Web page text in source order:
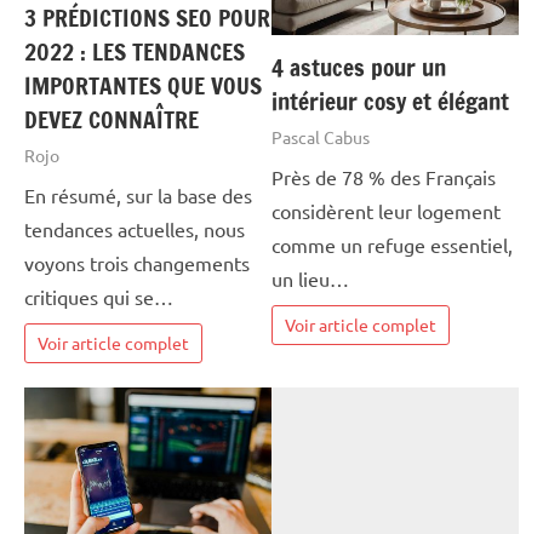
3 PRÉDICTIONS SEO POUR
2022 : LES TENDANCES
IMPORTANTES QUE VOUS
DEVEZ CONNAÎTRE
Rojo
En résumé, sur la base des
tendances actuelles, nous
voyons trois changements
critiques qui se…
Voir article complet
4 astuces pour un
intérieur cosy et élégant
Pascal Cabus
Près de 78 % des Français
considèrent leur logement
comme un refuge essentiel,
un lieu…
Voir article complet